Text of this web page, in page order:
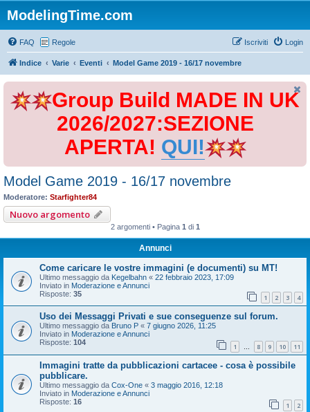
ModelingTime.com
FAQ Regole Login
Iscriviti
Indice Varie Eventi Model Game 2019 - 16/17 novembre
Group Build MADE IN UK
2026/2027:SEZIONE
APERTA! QUI!
Model Game 2019 - 16/17 novembre
Moderatore: Starfighter84
Nuovo argomento
2 argomenti • Pagina 1 di 1
Annunci
Come caricare le vostre immagini (e documenti) su MT!
Ultimo messaggio da Kegelbahn « 22 febbraio 2023, 17:09
Inviato in Moderazione e Annunci
Risposte: 35 1 2 3 4
Uso dei Messaggi Privati e sue conseguenze sul forum.
Ultimo messaggio da Bruno P « 7 giugno 2026, 11:25
Inviato in Moderazione e Annunci
Risposte: 104 1 … 8 9 10 11
Immagini tratte da pubblicazioni cartacee - cosa è possibile
pubblicare.
Ultimo messaggio da Cox-One « 3 maggio 2016, 12:18
Inviato in Moderazione e Annunci
Risposte: 16 1 2